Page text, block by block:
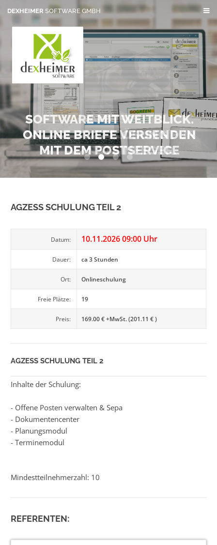
DEXHEIMER SOFTWARE GMBH
AGZESS
DIE KOMPLETTLÖSUNG FÜR
SCHORNSTEINFEGER.
SOFTWARE MIT WEITBLICK.
ONLINE BRIEFE VERSENDEN
MIT DEM POSTSERVICE
0 1 2 3
AGZESS SCHULUNG TEIL 2
Datum: 10.11.2026 09:00 Uhr
Dauer: ca 3 Stunden
Ort: Onlineschulung
Freie Plätze: 19
Preis: 169.00 € +MwSt. (201.11 € )
AGZESS SCHULUNG TEIL 2
Inhalte der Schulung:
- Offene Posten verwalten & Sepa
- Dokumentencenter
- Planungsmodul
- Terminemodul
Mindestteilnehmerzahl: 10
REFERENTEN: